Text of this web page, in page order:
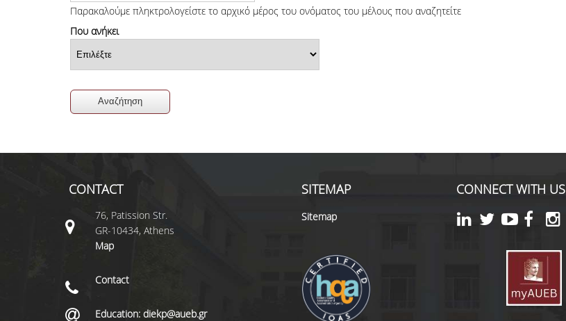
Παρακαλούμε πληκτρολογείστε το αρχικό μέρος του ονόματος του μέλους που αναζητείτε
Που ανήκει
CONTACT
76, Patission Str.
GR-10434, Athens
Map
Contact
Education: diekp@aueb.gr
SITEMAP
Sitemap
CONNECT WITH US